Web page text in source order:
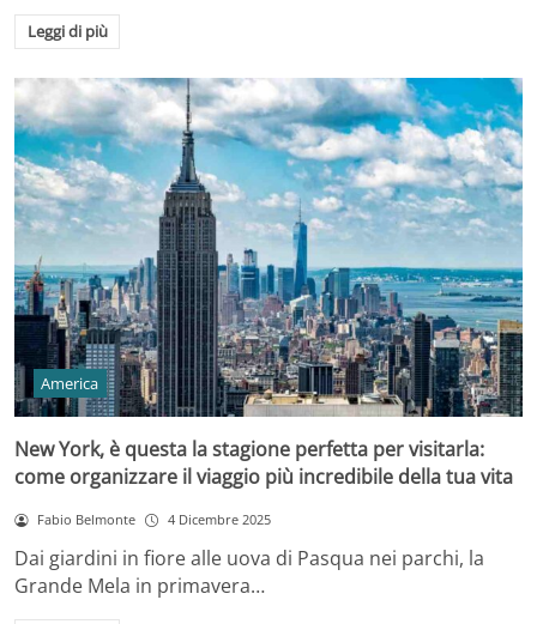
Leggi di più
America
New York, è questa la stagione perfetta per visitarla:
come organizzare il viaggio più incredibile della tua vita
Fabio Belmonte 4 Dicembre 2025
Dai giardini in fiore alle uova di Pasqua nei parchi, la
Grande Mela in primavera…